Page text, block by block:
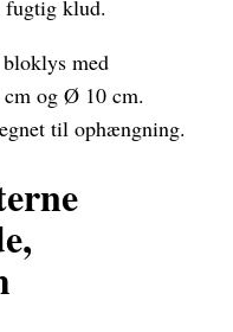
fugtig klud.
med
og Ø 10 cm.
til ophængning.